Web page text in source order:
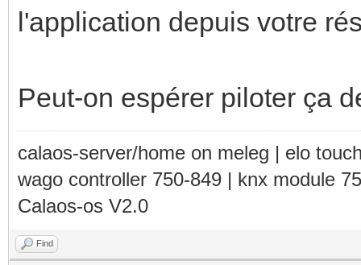
l'application depuis votre
Peut-on espérer piloter ça
calaos-server/home on meleg | elo
wago controller 750-849 | knx module
Calaos-os V2.0
Find